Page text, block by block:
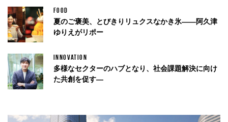
FOOD
夏のご褒美、とびきりリュクスなかき氷——阿久津
ゆりえがリポー
INNOVATION
多様なセクターのハブとなり、社会課題解決に向け
た共創を促す—